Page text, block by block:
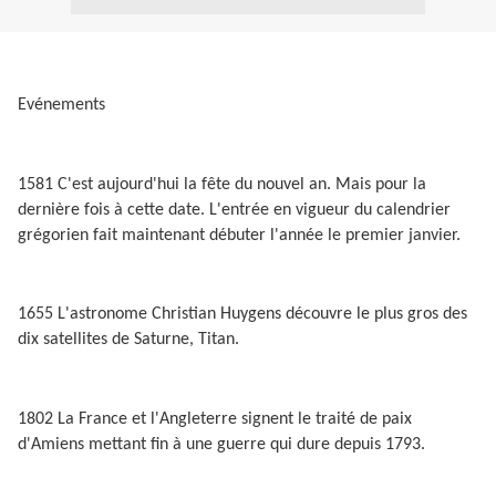
Evénements
1581 C'est aujourd'hui la fête du nouvel an. Mais pour la
dernière fois à cette date. L'entrée en vigueur du calendrier
grégorien fait maintenant débuter l'année le premier janvier.
1655 L'astronome Christian Huygens découvre le plus gros des
dix satellites de Saturne, Titan.
1802 La France et l'Angleterre signent le traité de paix
d'Amiens mettant fin à une guerre qui dure depuis 1793.